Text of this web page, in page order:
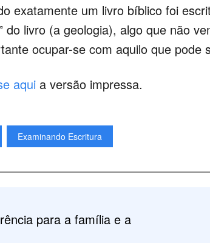
exatamente um livro bíblico foi
do livro (a geologia), algo que não
ocupar-se com aquilo que pode
aqui a versão impressa.
Examinando Escritura
para a família e a